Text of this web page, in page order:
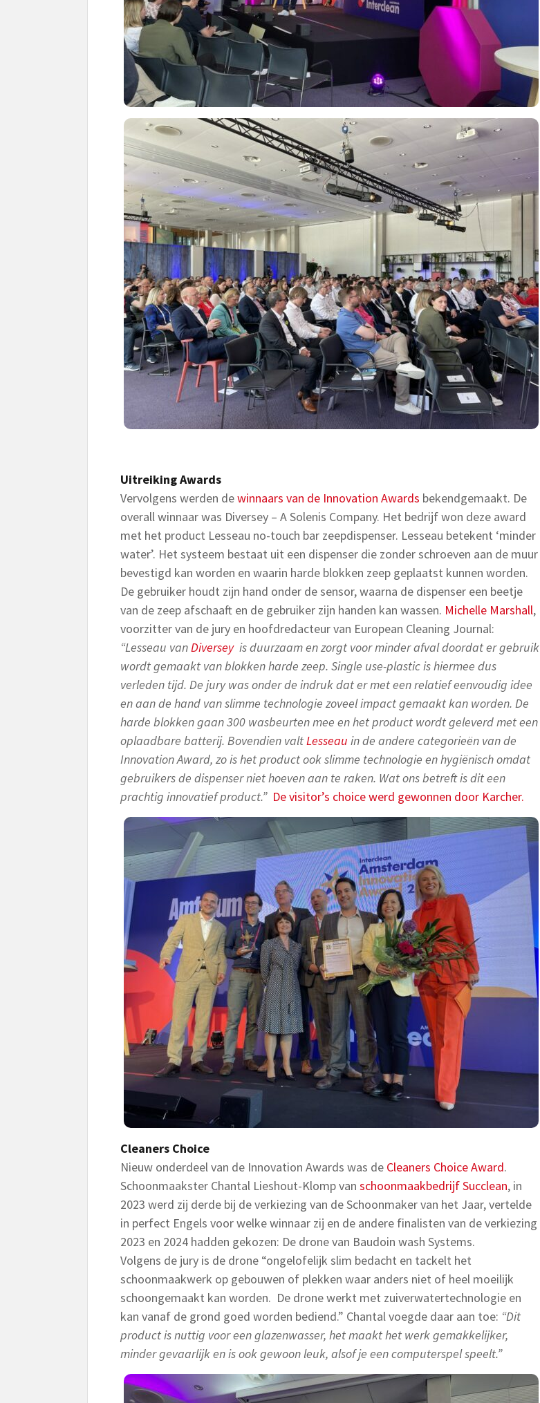
Uitreiking Awards
Vervolgens werden dewinnaars van de Innovation Awards bekendgemaakt. De
overall winnaar was Diversey – A Solenis Company. Het bedrijf won deze award
met het product Lesseau no-touch bar zeepdispenser. Lesseau betekent ‘minder
water’. Het systeem bestaat uit een dispenser die zonder schroeven aan de muur
bevestigd kan worden en waarin harde blokken zeep geplaatst kunnen worden.
De gebruiker houdt zijn hand onder de sensor, waarna de dispenser een beetje
van de zeep afschaaft en de gebruiker zijn handen kan wassen. Michelle Marshall,
voorzitter van de jury en hoofdredacteur van European Cleaning Journal:
“Lesseau vanDiverseyis duurzaam en zorgt voor minder afval doordat er gebruik
wordt gemaakt van blokken harde zeep. Single use-plastic is hiermee dus
verleden tijd. De jury was onder de indruk dat er met een relatief eenvoudig idee
en aan de hand van slimme technologie zoveel impact gemaakt kan worden. De
harde blokken gaan 300 wasbeurten mee en het product wordt geleverd met een
oplaadbare batterij. Bovendien valtLesseau in de andere categorieën van de
Innovation Award, zo is het product ook slimme technologie en hygiënisch omdat
gebruikers de dispenser niet hoeven aan te raken. Wat ons betreft is dit een
prachtig innovatief product.” De visitor’s choice werd gewonnen door Karcher.
Cleaners Choice
Nieuw onderdeel van de Innovation Awards was de Cleaners Choice Award.
Schoonmaakster Chantal Lieshout-Klomp van schoonmaakbedrijf Succlean, in
2023 werd zij derde bij de verkiezing van de Schoonmaker van het Jaar, vertelde
in perfect Engels voor welke winnaar zij en de andere finalisten van de verkiezing
2023 en 2024 hadden gekozen: De drone van Baudoin wash Systems.
Volgens de jury is de drone “ongelofelijk slim bedacht en tackelt het
schoonmaakwerk op gebouwen of plekken waar anders niet of heel moeilijk
schoongemaakt kan worden. De drone werkt met zuiverwatertechnologie en
kan vanaf de grond goed worden bediend.” Chantal voegde daar aan toe: “Dit
product is nuttig voor een glazenwasser, het maakt het werk gemakkelijker,
minder gevaarlijk en is ook gewoon leuk, alsof je een computerspel speelt.”